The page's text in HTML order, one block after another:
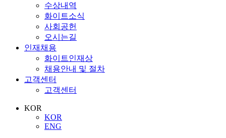
수상내역
화이트소식
사회공헌
오시는길
인재채용
화이트인재상
채용안내 및 절차
고객센터
고객센터
KOR
KOR
ENG